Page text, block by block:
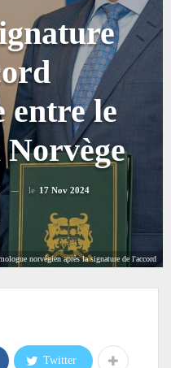
entre le
le 17 Nov 2024
norvégien après la signature de l'accord
Twitter